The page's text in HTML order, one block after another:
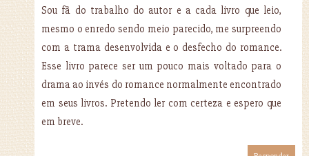
Sou fã do trabalho do autor e a cada livro que leio,
mesmo o enredo sendo meio parecido, me surpreendo
com a trama desenvolvida e o desfecho do romance.
Esse livro parece ser um pouco mais voltado para o
drama ao invés do romance normalmente encontrado
em seus livros. Pretendo ler com certeza e espero que
em breve.